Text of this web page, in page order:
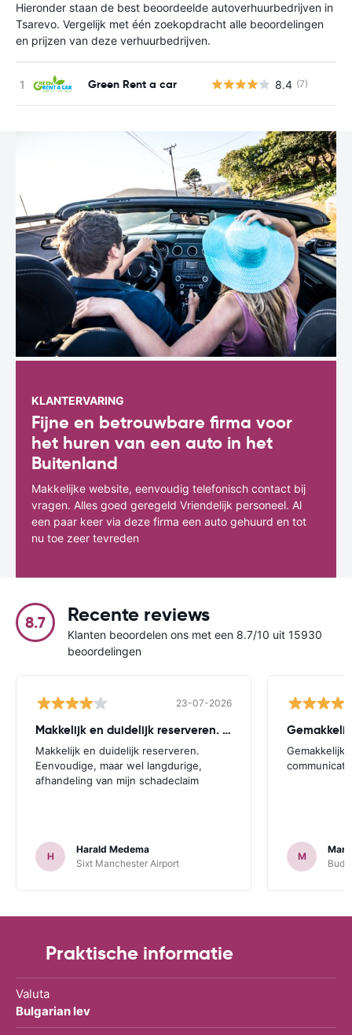
Hieronder staan de best beoordeelde autoverhuurbedrijven in
Tsarevo. Vergelijk met één zoekopdracht alle beoordelingen
en prijzen van deze verhuurbedrijven.
Green Rent a car 8.4 (7)
KLANTERVARING
Fijne en betrouwbare firma voor
het huren van een auto in het
Buitenland
Makkelijke website, eenvoudig telefonisch contact bij
vragen. Alles goed geregeld Vriendelijk personeel. Al
een paar keer via deze firma een auto gehuurd en tot
nu toe zeer tevreden
8.7 Recente reviews
Klanten beoordelen ons met een 8.7/10 uit 15930
beoordelingen
23-07-2026
Makkelijk en duidelijk reserveren. Eenvoudige
Makkelijk en duidelijk reserveren.
Eenvoudige, maar wel langdurige,
afhandeling van mijn schadeclaim
H
Harald Medema
Sixt Manchester Airport
M
Praktische informatie
Valuta
Bulgarian lev